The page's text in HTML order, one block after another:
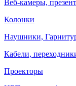
Веб-камеры,
Колонки
Наушники,
Кабели,
Проекторы